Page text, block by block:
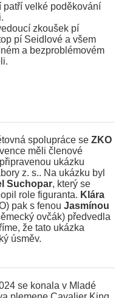
velké poděkování
zkoušek pí
pí Seidlové a všem
a bezproblémovém
spolupráce seZKO
měli členové
ukázku
z. s.. Na ukázku byl
Suchopar, který se
role figuranta. Klára
pak s fenouJasmínou
ovčák) předvedla
že tato ukázka
úsměv.
se konala v Mladé